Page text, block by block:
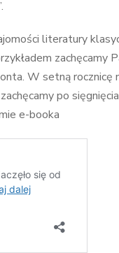
literatury
zachęcamy
W setną rocznicę
po sięgnięcia
e-booka